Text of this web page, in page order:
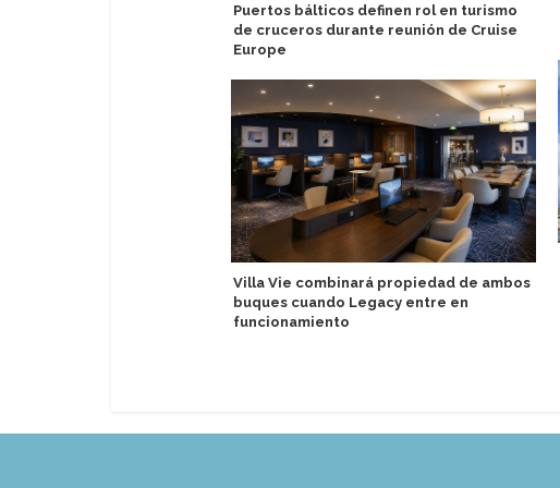
Puertos bálticos definen rol en turismo
de cruceros durante reunión de Cruise
Europe
Villa Vie combinará propiedad de ambos
buques cuando Legacy entre en
funcionamiento